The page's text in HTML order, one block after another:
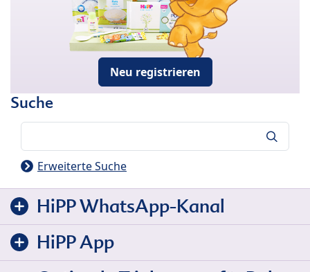
Neu registrieren
Suche
Erweiterte Suche
HiPP WhatsApp-Kanal
HiPP App